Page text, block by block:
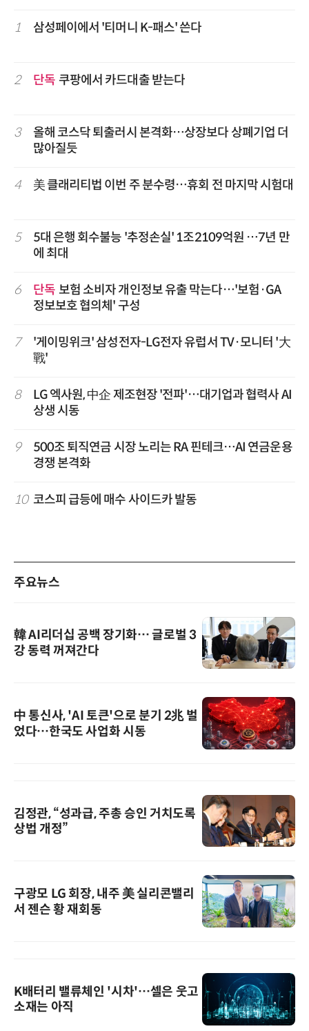
1 삼성페이에서 '티머니 K-패스' 쓴다
2 단독 쿠팡에서 카드대출 받는다
3
올해 코스닥 퇴출러시 본격화…상장보다 상폐기업 더
많아질듯
4 美 클래리티법 이번 주 분수령…휴회 전 마지막 시험대
5
5대 은행 회수불능 '추정손실' 1조2109억원 …7년 만
에 최대
6 단독 보험 소비자 개인정보 유출 막는다…'보험·GA
정보보호 협의체' 구성
7
'게이밍위크' 삼성전자-LG전자 유럽서 TV·모니터 '大
戰'
8
LG 엑사원, 中企 제조현장 '전파'…대기업과 협력사 AI
상생 시동
9
500조 퇴직연금 시장 노리는 RA 핀테크…AI 연금운용
경쟁 본격화
10 코스피 급등에 매수 사이드카 발동
주요뉴스
韓 AI리더십 공백 장기화… 글로벌 3
강 동력 꺼져간다
中 통신사, 'AI 토큰'으로 분기 2兆 벌
었다…한국도 사업화 시동
김정관, “성과급, 주총 승인 거치도록
상법 개정”
구광모 LG 회장, 내주 美 실리콘밸리
서 젠슨 황 재회동
K배터리 밸류체인 '시차'…셀은 웃고
소재는 아직